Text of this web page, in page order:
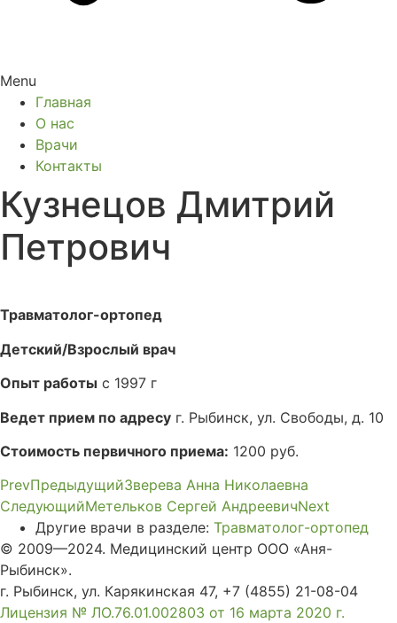
Menu
Главная
О нас
Врачи
Контакты
Кузнецов Дмитрий
Петрович
Травматолог-ортопед
Детский/Взрослый врач
Опыт работы с 1997 г
Ведет прием по адресу г. Рыбинск, ул. Свободы, д. 10
Стоимость первичного приема: 1200 руб.
PrevПредыдущийЗверева Анна Николаевна
СледующийМетельков Сергей АндреевичNext
Другие врачи в разделе: Травматолог-ортопед
© 2009—2024. Медицинский центр ООО «Аня-
Рыбинск».
г. Рыбинск, ул. Карякинская 47, +7 (4855) 21-08-04
Лицензия № ЛО.76.01.002803 от 16 марта 2020 г.